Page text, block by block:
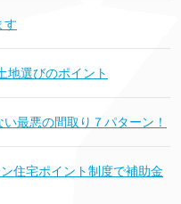
す
地選びのポイント
最悪の間取り７パターン！
住宅ポイント制度で補助金